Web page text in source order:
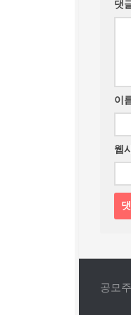
댓
이
웹
공모